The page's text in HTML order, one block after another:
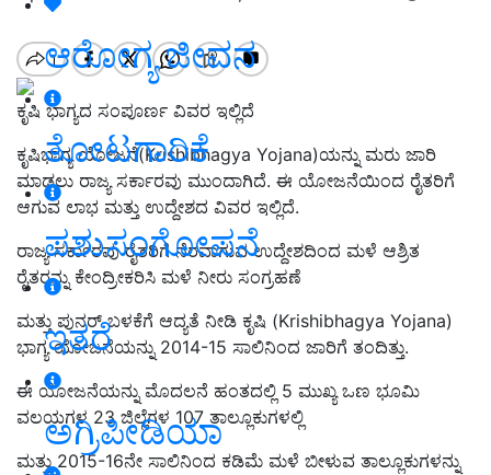
ಆರೋಗ್ಯ ಜೀವನ
ತೋಟಗಾರಿಕೆ
ಪಶುಸಂಗೋಪನೆ
ಇತರೆ
ಅಗ್ರಿಪೀಡಿಯಾ
ಕೃಷಿ ಭಾಗ್ಯದ ಸಂಪೂರ್ಣ ವಿವರ ಇಲ್ಲಿದೆ
ಕೃಷಿಭಾಗ್ಯ ಯೋಜನೆ(Krishibhagya Yojana)ಯನ್ನು ಮರು ಜಾರಿ
ಮಾಡಲು ರಾಜ್ಯ ಸರ್ಕಾರವು ಮುಂದಾಗಿದೆ. ಈ ಯೋಜನೆಯಿಂದ ರೈತರಿಗೆ
ಆಗುವ ಲಾಭ ಮತ್ತು ಉದ್ದೇಶದ ವಿವರ ಇಲ್ಲಿದೆ.
ರಾಜ್ಯ ಸರ್ಕಾರವು ರೈತರಿಗೆ ನೆರವಾಗುವ ಉದ್ದೇಶದಿಂದ ಮಳೆ ಆಶ್ರಿತ
ರೈತರನ್ನು ಕೇಂದ್ರೀಕರಿಸಿ ಮಳೆ ನೀರು ಸಂಗ್ರಹಣೆ
ಮತ್ತು ಪುನರ್ ಬಳಕೆಗೆ ಆದ್ಯತೆ ನೀಡಿ ಕೃಷಿ (Krishibhagya Yojana)
ಭಾಗ್ಯ ಯೋಜನೆಯನ್ನು 2014-15 ಸಾಲಿನಿಂದ ಜಾರಿಗೆ ತಂದಿತ್ತು.
ಈ ಯೋಜನೆಯನ್ನು ಮೊದಲನೆ ಹಂತದಲ್ಲಿ 5 ಮುಖ್ಯ ಒಣ ಭೂಮಿ
ವಲಯಗಳ 23 ಜಿಲ್ಲೆಗಳ 107 ತಾಲ್ಲೂಕುಗಳಲ್ಲಿ
ಮತ್ತು 2015-16ನೇ ಸಾಲಿನಿಂದ ಕಡಿಮೆ ಮಳೆ ಬೀಳುವ ತಾಲ್ಲೂಕುಗಳನ್ನು